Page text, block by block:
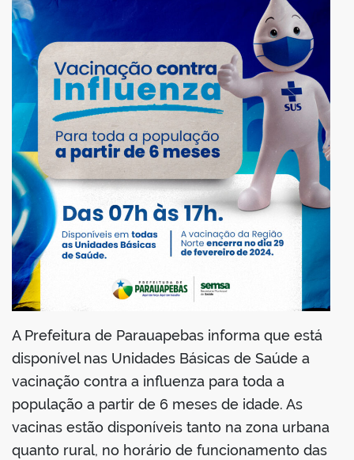
A Prefeitura de Parauapebas informa que está
disponível nas Unidades Básicas de Saúde a
vacinação contra a influenza para toda a
população a partir de 6 meses de idade. As
vacinas estão disponíveis tanto na zona urbana
quanto rural, no horário de funcionamento das